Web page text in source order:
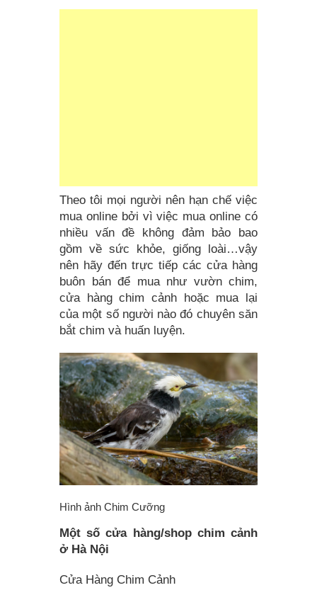
Theo tôi mọi người nên hạn chế việc
mua online bởi vì việc mua online có
nhiều vấn đề không đảm bảo bao
gồm về sức khỏe, giống loài…vậy
nên hãy đến trực tiếp các cửa hàng
buôn bán để mua như vườn chim,
cửa hàng chim cảnh hoặc mua lại
của một số người nào đó chuyên săn
bắt chim và huấn luyện.
Hình ảnh Chim Cưỡng
Một số cửa hàng/shop chim cảnh
ở Hà Nội
Cửa Hàng Chim Cảnh